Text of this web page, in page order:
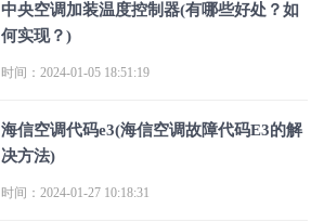
中央空调加装温度控制器(有哪些好处？如
何实现？)
时间：2024-01-05 18:51:19
海信空调代码e3(海信空调故障代码E3的解
决方法)
时间：2024-01-27 10:18:31